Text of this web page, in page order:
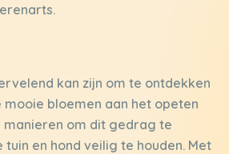
kan zijn om te ontdekken
mooie bloemen aan het opeten
manieren om dit gedrag te
tuin en hond veilig te houden. Met